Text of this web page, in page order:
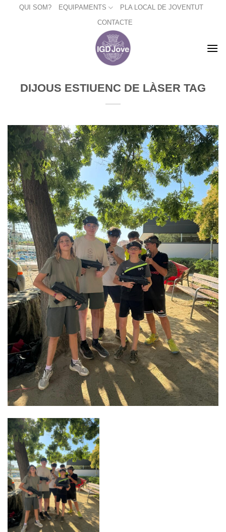
QUI SOM? EQUIPAMENTS
PLA LOCAL DE JOVENTUT
CONTACTE
DIJOUS ESTIUENC DE LÀSER TAG